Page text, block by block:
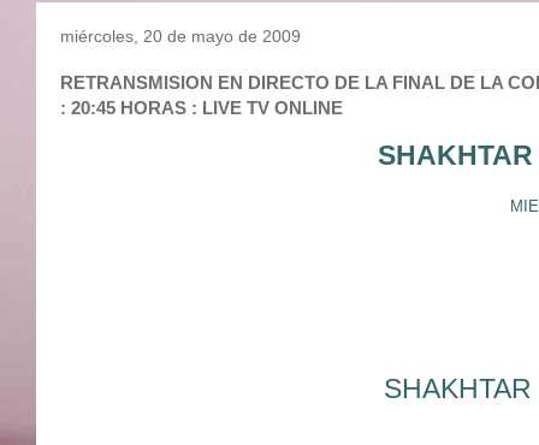
miércoles, 20 de mayo de 2009
RETRANSMISION EN DIRECTO DE LA FINAL DE LA
: 20:45 HORAS : LIVE TV ONLINE